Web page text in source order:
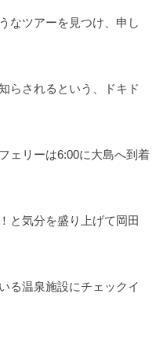
なツアーを見つけ、申し
らされるという、ドキド
ェリーは6:00に大島へ到着
と気分を盛り上げて岡田
る温泉施設にチェックイ